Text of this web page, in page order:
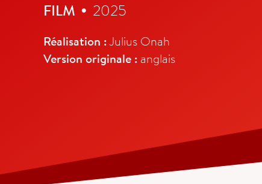
FILM • 2025
Réalisation :Julius Onah
Version originale : anglais